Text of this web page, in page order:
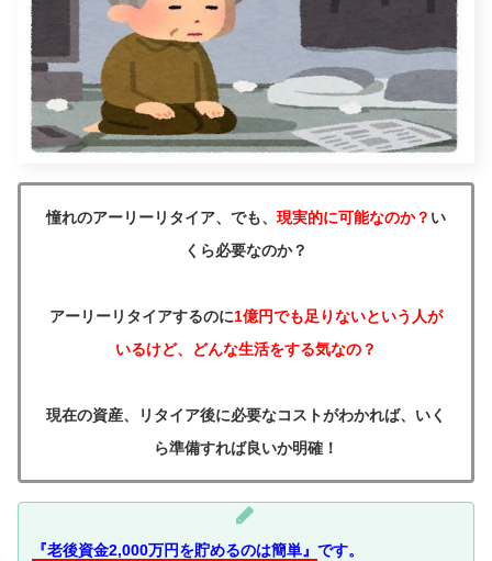
憧れのアーリーリタイア、でも、 現実的に可能なのか？ い
くら必要なのか？
アーリーリタイアするのに1億円でも足りないという人が
いるけど、どんな生活をする気なの？
現在の資産、リタイア後に必要なコストがわかれば、いく
ら準備すれば良いか明確！
『老後資金2,000万円を貯めるのは簡単』 です。